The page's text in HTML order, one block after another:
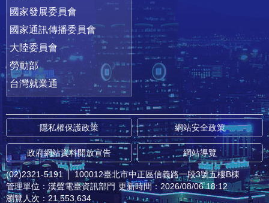
國家發展委員會
國家通訊傳播委員會
大陸委員會
勞動部
台灣就業通
隱私權保護政策 網站安全政策
政府網站資料開放宣告 網站導覽
(02)2321-5191 │ 100012臺北市中正區信義路一段3號五樓B棟
管理單位：漢聲電臺資訊部門 更新時間：2026/08/06 18:12
瀏覽人次：21,553,634